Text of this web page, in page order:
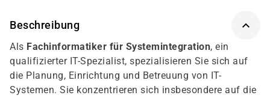
Beschreibung
Als Fachinformatiker für Systemintegration, ein
qualifizierter IT-Spezialist, spezialisieren Sie sich auf
die Planung, Einrichtung und Betreuung von IT-
Systemen. Sie konzentrieren sich insbesondere auf die